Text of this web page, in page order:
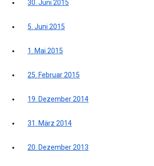
30. Juni 2015
5. Juni 2015
1. Mai 2015
25. Februar 2015
19. Dezember 2014
31. März 2014
20. Dezember 2013